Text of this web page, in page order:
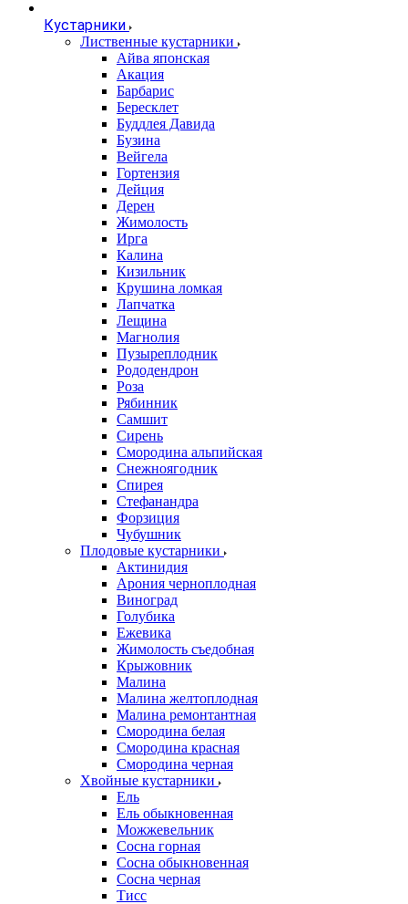
Кустарники
Лиственные кустарники
Айва японская
Акация
Барбарис
Бересклет
Буддлея Давида
Бузина
Вейгела
Гортензия
Дейция
Дерен
Жимолость
Ирга
Калина
Кизильник
Крушина ломкая
Лапчатка
Лещина
Магнолия
Пузыреплодник
Рододендрон
Роза
Рябинник
Самшит
Сирень
Смородина альпийская
Снежноягодник
Спирея
Стефанандра
Форзиция
Чубушник
Плодовые кустарники
Актинидия
Арония черноплодная
Виноград
Голубика
Ежевика
Жимолость съедобная
Крыжовник
Малина
Малина желтоплодная
Малина ремонтантная
Смородина белая
Смородина красная
Смородина черная
Хвойные кустарники
Ель
Ель обыкновенная
Можжевельник
Сосна горная
Сосна обыкновенная
Сосна черная
Тисс